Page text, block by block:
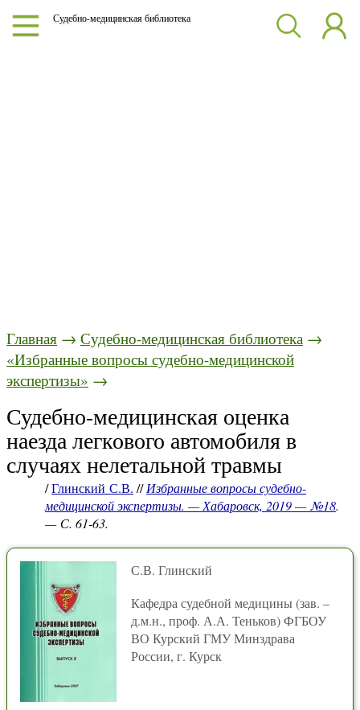
Судебно-медицинская библиотека
Главная → Судебно-медицинская библиотека →
«Избранные вопросы судебно-медицинской
экспертизы» →
Судебно-медицинская оценка
наезда легкового автомобиля в
случаях нелетальной травмы
/Глинский С.В. //Избранные вопросы судебно-
медицинской экспертизы. — Хабаровск, 2019 — №18.
— С. 61-63.
С.В. Глинский
Кафедра судебной медицины (зав. –
д.м.н., проф. А.А. Теньков) ФГБОУ
ВО Курский ГМУ Минздрава
России, г. Курск